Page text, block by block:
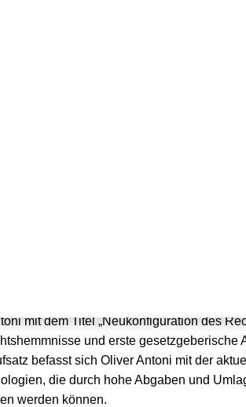
mit dem Titel „Neukonfiguration des
und erste gesetzgeberische
befasst sich Oliver Antoni mit der
die durch hohe Abgaben und
werden können.